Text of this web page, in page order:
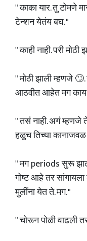
" काका यार. तु टोमणे
टेन्शन येतंय बघ. "
" काही नाही. परी
" मोठी झाली म्हणजे
आठवीत आहेत मग
" तसं नाही. अगं
हळुच तिच्या
" मग periods सुरू
गोष्ट आहे तर
मुलींना येत ते. मग. "
" चोरून पोळी वाढली